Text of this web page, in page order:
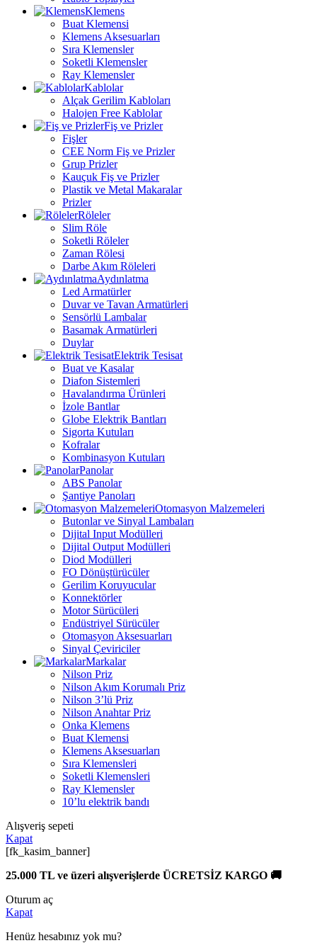
Klemens
Buat Klemensi
Klemens Aksesuarları
Sıra Klemensler
Soketli Klemensler
Ray Klemensler
Kablolar
Alçak Gerilim Kabloları
Halojen Free Kablolar
Fiş ve Prizler
Fişler
CEE Norm Fiş ve Prizler
Grup Prizler
Kauçuk Fiş ve Prizler
Plastik ve Metal Makaralar
Prizler
Röleler
Slim Röle
Soketli Röleler
Zaman Rölesi
Darbe Akım Röleleri
Aydınlatma
Led Armatürler
Duvar ve Tavan Armatürleri
Sensörlü Lambalar
Basamak Armatürleri
Duylar
Elektrik Tesisat
Buat ve Kasalar
Diafon Sistemleri
Havalandırma Ürünleri
İzole Bantlar
Globe Elektrik Bantları
Sigorta Kutuları
Kofralar
Kombinasyon Kutuları
Panolar
ABS Panolar
Şantiye Panoları
Otomasyon Malzemeleri
Butonlar ve Sinyal Lambaları
Dijital Input Modülleri
Dijital Output Modülleri
Diod Modülleri
FO Dönüştürücüler
Gerilim Koruyucular
Konnektörler
Motor Sürücüleri
Endüstriyel Sürücüler
Otomasyon Aksesuarları
Sinyal Çeviriciler
Markalar
Nilson Priz
Nilson Akım Korumalı Priz
Nilson 3’lü Priz
Nilson Anahtar Priz
Onka Klemens
Buat Klemensi
Klemens Aksesuarları
Sıra Klemensleri
Soketli Klemensleri
Ray Klemensler
10’lu elektrik bandı
Alışveriş sepeti
Kapat
[fk_kasim_banner]
25.000 TL ve üzeri alışverişlerde ÜCRETSİZ KARGO 🚚
Oturum aç
Kapat
Henüz hesabınız yok mu?